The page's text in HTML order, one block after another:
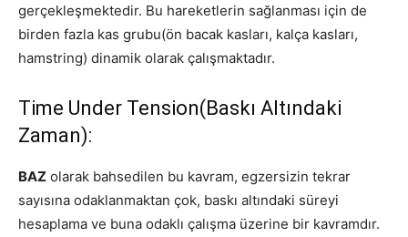
gerçekleşmektedir. Bu hareketlerin sağlanması için de
birden fazla kas grubu(ön bacak kasları, kalça kasları,
hamstring) dinamik olarak çalışmaktadır.
Time Under Tension(Baskı Altındaki
Zaman):
BAZ olarak bahsedilen bu kavram, egzersizin tekrar
sayısına odaklanmaktan çok, baskı altındaki süreyi
hesaplama ve buna odaklı çalışma üzerine bir kavramdır.